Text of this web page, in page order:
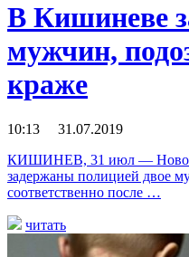
В Кишиневе
мужчин,
краже
10:13 31.07.2019
КИШИНЕВ, 31 июл —
задержаны полицией двое
соответственно после …
читать